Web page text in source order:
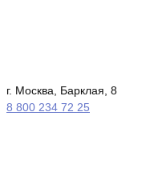
г. Москва, Барклая, 8
8 800 234 72 25